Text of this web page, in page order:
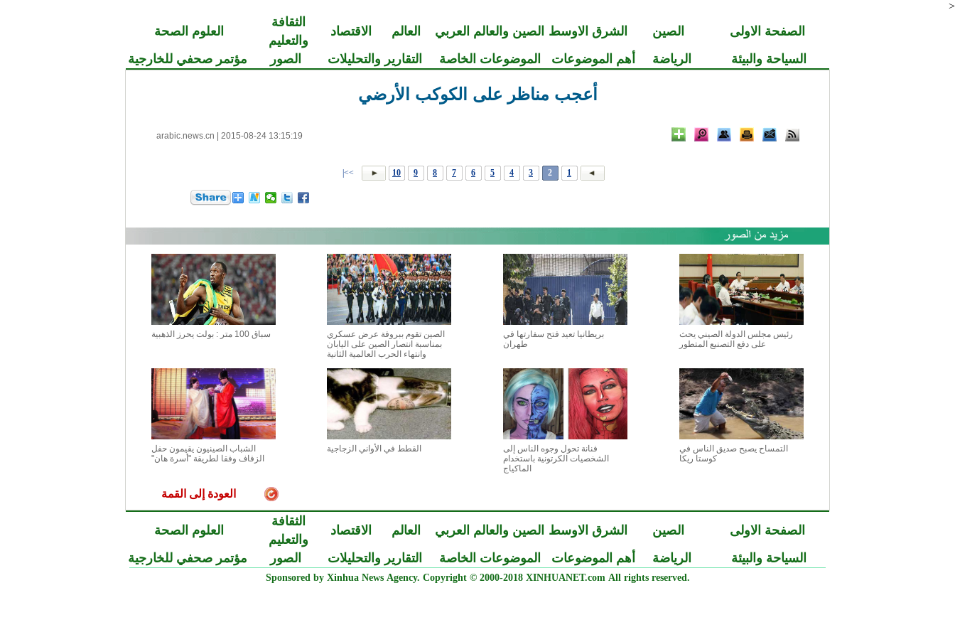
<
الصفحة الاولى الصين الشرق الاوسط الصين والعالم العربي العالم الاقتصاد
الثقافة
والتعليم
العلوم الصحة
السياحة والبيئة
الرياضة أهم الموضوعات الموضوعات الخاصة التقارير والتحليلات الصور مؤتمر صحفي للخارجية
أعجب مناظر على الكوكب الأرضي
arabic.news.cn 2015-08-24 13:15:19
1
2
3
4
5
6
7
8
9
10
>>|
رئيس مجلس الدولة الصيني يحث
على دفع التصنيع المتطور
بريطانيا تعيد فتح سفارتها في
طهران
الصين تقوم ببروفة عرض عسكري
بمناسبة انتصار الصين على اليابان
وانتهاء الحرب العالمية الثانية
سباق 100 متر : بولت يحرز الذهبية
التمساح يصبح صديق الناس في
كوستا ريكا
فنانة تحول وجوه الناس إلى
الشخصيات الكرتونية باستخدام
الماكياج
القطط في الأواني الزجاجية
الشباب الصينيون يقيمون حفل
الزفاف وفقا لطريقة "أسرة هان"
العودة إلى القمة
الصفحة الاولى الصين الشرق الاوسط الصين والعالم العربي العالم الاقتصاد
الثقافة
والتعليم
العلوم الصحة
السياحة والبيئة
الرياضة أهم الموضوعات الموضوعات الخاصة التقارير والتحليلات الصور مؤتمر صحفي للخارجية
Sponsored by Xinhua News Agency. Copyright © 2000-2018 XINHUANET.com All rights reserved.